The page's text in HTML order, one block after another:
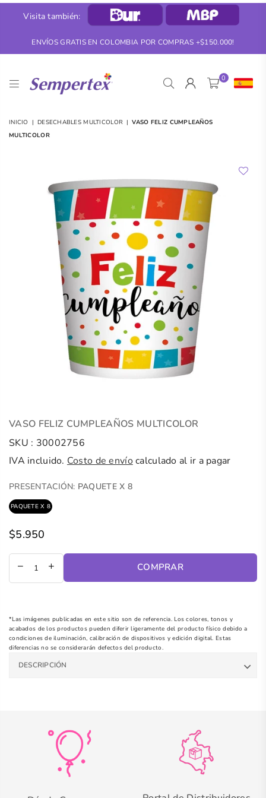
Visita también:
ENVÍOS GRATIS EN COLOMBIA POR COMPRAS +$150.000!
SEMPERTEX
0
INICIO | DESECHABLES MULTICOLOR | VASO FELIZ CUMPLEAÑOS
MULTICOLOR
VASO FELIZ CUMPLEAÑOS MULTICOLOR
SKU : 30002756
IVA incluido. Costo de envíocalculado al ir a pagar
PRESENTACIÓN: PAQUETE X 8
PAQUETE X 8
Precio
regular
$5.950
COMPRAR
*Las imágenes publicadas en este sitio son de referencia. Los colores, tonos y
acabados de los productos pueden diferir ligeramente del producto físico debido a
condiciones de iluminación, calibración de dispositivos y edición digital. Estas
diferencias no se considerarán defectos del producto.
DESCRIPCIÓN